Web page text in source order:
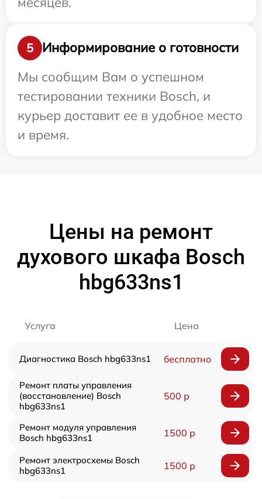
5
Информирование о готовности
Мы сообщим Вам о успешном
тестировании техники Bosch, и
курьер доставит ее в удобное место
и время.
Цены на ремонт
духового шкафа Bosch
hbg633ns1
Услуга Цена
Диагностика Bosch hbg633ns1 бесплатно
Ремонт платы управления
(восстановление) Bosch
hbg633ns1
500 р
Ремонт модуля управления
Bosch hbg633ns1
1500 р
Ремонт электросхемы Bosch
hbg633ns1
1500 р